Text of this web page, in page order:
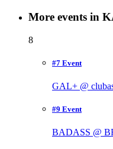
More events in
8
#7 Event
GAL+ @
#9 Event
BADASS @